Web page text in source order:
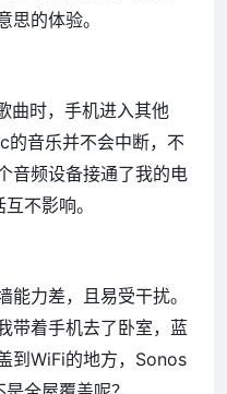
的体验。
曲时，手机进入其他
音乐并不会中断，不
音频设备接通了我的电
不影响。
力差，且易受干扰。
带着手机去了卧室，蓝
到WiFi的地方，Sonos